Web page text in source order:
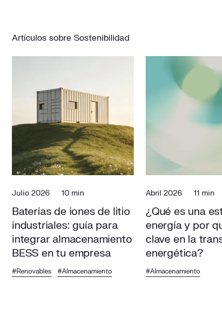
Artículos sobre Sostenibilidad
Julio 2026 10 min
Baterías de iones de litio
industriales: guía para
integrar almacenamiento
BESS en tu empresa
#Renovables #Almacenamiento
Abril 2026 11 min
¿Qué es una
energía y por
clave en la
energética?
#Almacenamiento